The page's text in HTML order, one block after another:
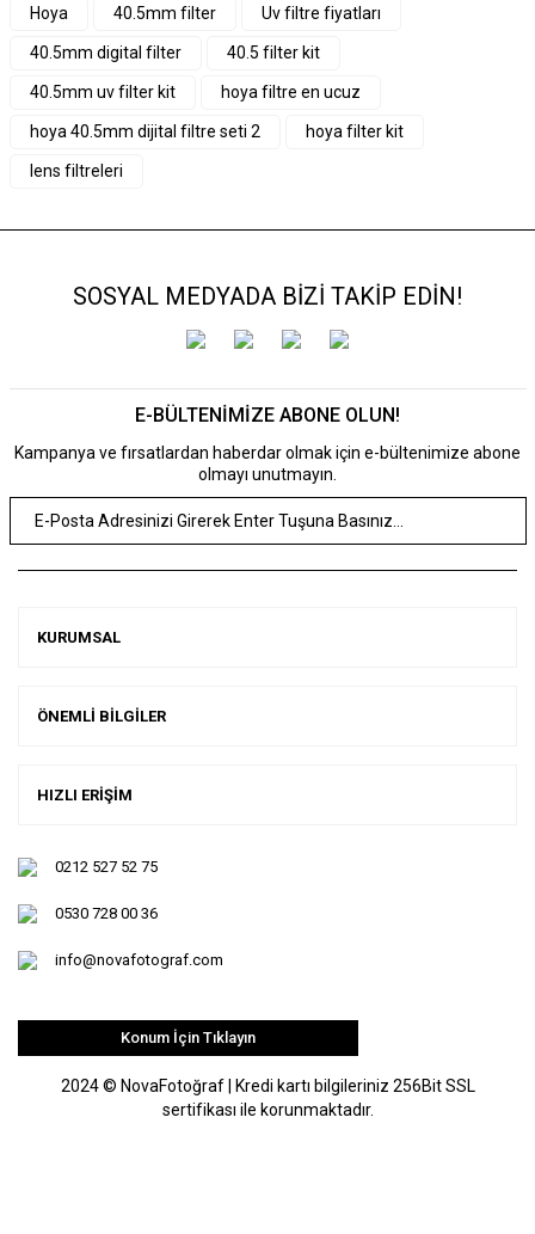
Hoya
40.5mm filter Uv filtre fiyatları
40.5mm digital filter 40.5 filter kit
40.5mm uv filter kit hoya filtre en ucuz
hoya 40.5mm dijital filtre seti 2 hoya filter kit
lens filtreleri
SOSYAL MEDYADA BİZİ TAKİP EDİN!
E-BÜLTENİMİZE ABONE OLUN!
Kampanya ve fırsatlardan haberdar olmak için e-bültenimize abone
olmayı unutmayın.
KURUMSAL
ÖNEMLİ BİLGİLER
HIZLI ERİŞİM
0212 527 52 75
0530 728 00 36
info@novafotograf.com
Konum İçin Tıklayın
2024 © NovaFotoğraf | Kredi kartı bilgileriniz 256Bit SSL
sertifikası ile korunmaktadır.